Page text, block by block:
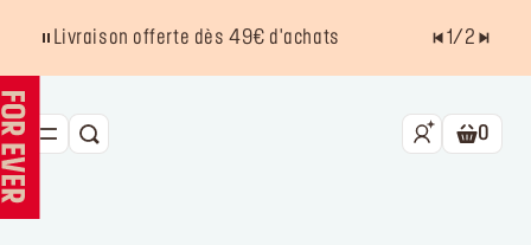
Livraison offerte dès 49€ d'achats 1/2
RECHERCHE
0